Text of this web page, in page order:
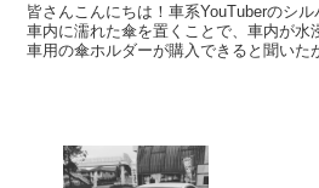
皆さんこんにちは！車系YouTuberのシ
車内に濡れた傘を置くことで、車内が水
車用の傘ホルダーが購入できると聞いた